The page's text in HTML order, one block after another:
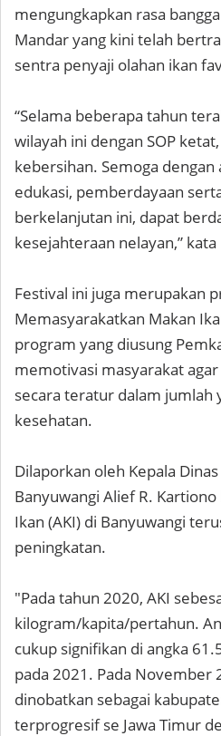
mengungkapkan rasa
Mandar yang kini telah
sentra penyaji olahan ikan
“Selama beberapa tahun
wilayah ini dengan SOP
kebersihan. Semoga
edukasi, pemberdayaan
berkelanjutan ini, dapat
kesejahteraan nelayan,”
Festival ini juga merupakan
Memasyarakatkan Makan
program yang diusung
memotivasi masyarakat
secara teratur dalam jumlah
kesehatan.
Dilaporkan oleh Kepala
Banyuwangi Alief R.
Ikan (AKI) di Banyuwangi
peningkatan.
"Pada tahun 2020, AKI
kilogram/kapita/pertahun.
cukup signifikan di angka
pada 2021. Pada November
dinobatkan sebagai
terprogresif se Jawa Timur